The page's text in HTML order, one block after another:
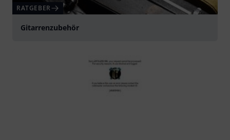
RATGEBER
Gitarrenzubehör